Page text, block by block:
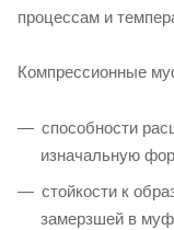
процессам и
Компрессионные
способности
изначальную
стойкости к
замерзшей в